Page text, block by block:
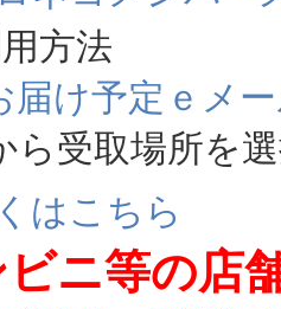
方法
届け予定ｅメ
ら受取場所を
はこちら
ニ等の店